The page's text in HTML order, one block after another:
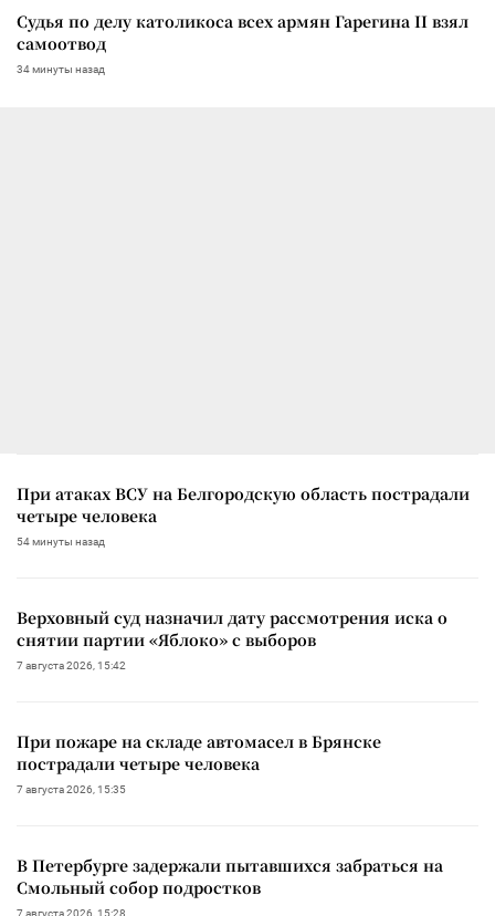
Судья по делу католикоса всех армян Гарегина II взял
самоотвод
34 минуты назад
При атаках ВСУ на Белгородскую область пострадали
четыре человека
54 минуты назад
Верховный суд назначил дату рассмотрения иска о
снятии партии «Яблоко» с выборов
7 августа 2026, 15:42
При пожаре на складе автомасел в Брянске
пострадали четыре человека
7 августа 2026, 15:35
В Петербурге задержали пытавшихся забраться на
Смольный собор подростков
7 августа 2026, 15:28